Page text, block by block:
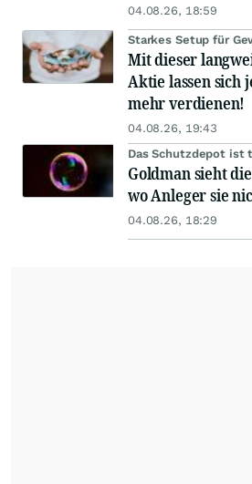
04.08.26, 18:59
Starkes Setup für
Mit dieser
Aktie lassen sich
mehr verdienen!
04.08.26, 19:43
Das Schutzdepot ist
Goldman sieht
wo Anleger sie
04.08.26, 18:29